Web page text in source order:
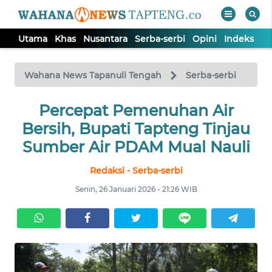
Utama Khas Nusantara Serba-serbi Opini Indeks
Wahana News Tapanuli Tengah Serba-serbi
Percepat Pemenuhan Air
Bersih, Bupati Tapteng Tinjau
Sumber Air PDAM Mual Nauli
Redaksi - Serba-serbi
Senin, 26 Januari 2026 - 21:26 WIB
TV
Tutup
UTAMA
KHAS
SERBA-
SERBI
OPINI